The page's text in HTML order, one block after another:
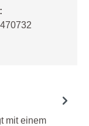
mit einem